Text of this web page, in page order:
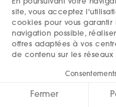
Excessive
En poursuivant votre
site, vous acceptez
cookies pour vous garantir
navigation possible,
offres adaptées à vos
de contenu sur les réseaux
Fermer